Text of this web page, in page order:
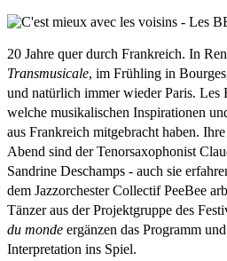
20 Jahre quer durch Frankreich. In
Transmusicale, im Frühling in
und natürlich immer wieder Paris. Les
welche musikalischen Inspirationen
aus Frankreich mitgebracht haben.
Abend sind der Tenorsaxophonist
Sandrine Deschamps - auch sie
dem Jazzorchester Collectif PeeBee
Tänzer aus der Projektgruppe des
du monde ergänzen das Programm
Interpretation ins Spiel.